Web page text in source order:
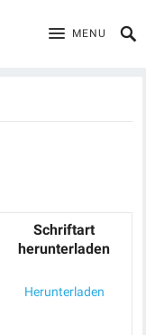
MENU
Schriftart
herunterladen
Herunterladen